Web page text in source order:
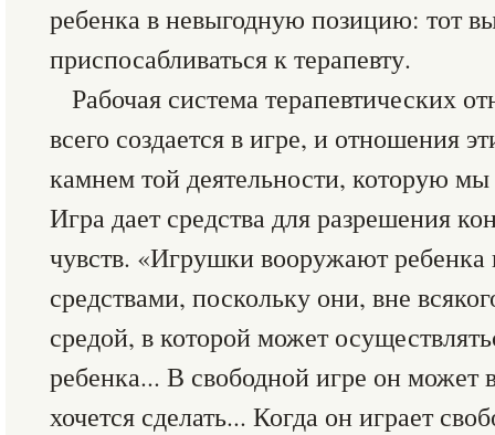
ребенка в невыгодную позицию: тот
приспосабливаться к терапевту.
Рабочая система терапевтических
всего создается в игре, и отношения
камнем той деятельности, которую
Игра дает средства для разрешения
чувств. «Игрушки вооружают
средствами, поскольку они, вне
средой, в которой может
ребенка... В свободной игре он может
хочется сделать... Когда он играет